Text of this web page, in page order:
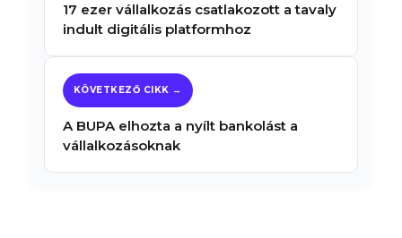
17 ezer vállalkozás csatlakozott a tavaly
indult digitális platformhoz
A BUPA elhozta a nyílt bankolást a
vállalkozásoknak